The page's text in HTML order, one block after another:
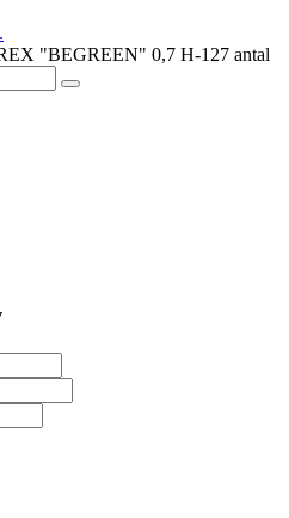
"BEGREEN" 0,7 H-127 antal